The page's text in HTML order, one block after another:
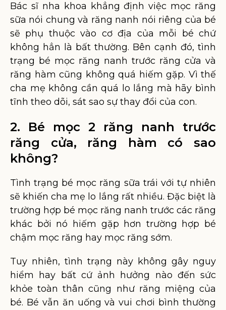
Bác sĩ nha khoa khẳng định việc mọc răng
sữa nói chung và răng nanh nói riêng của bé
sẽ phụ thuộc vào cơ địa của mỗi bé chứ
không hẳn là bất thường. Bên cạnh đó, tình
trạng bé mọc răng nanh trước răng cửa và
răng hàm cũng không quá hiếm gặp. Vì thế
cha mẹ không cần quá lo lắng mà hãy bình
tĩnh theo dõi, sát sao sự thay đổi của con.
2. Bé mọc 2 răng nanh trước
răng cửa, răng hàm có sao
không?
Tình trạng bé mọc răng sữa trái với tự nhiên
sẽ khiến cha mẹ lo lắng rất nhiều. Đặc biệt là
trường hợp bé mọc răng nanh trước các răng
khác bởi nó hiếm gặp hơn trường hợp bé
chậm mọc răng hay mọc răng sớm.
Tuy nhiên, tình trạng này không gây nguy
hiểm hay bất cứ ảnh hưởng nào đến sức
khỏe toàn thân cũng như răng miệng của
bé. Bé vẫn ăn uống và vui chơi bình thường